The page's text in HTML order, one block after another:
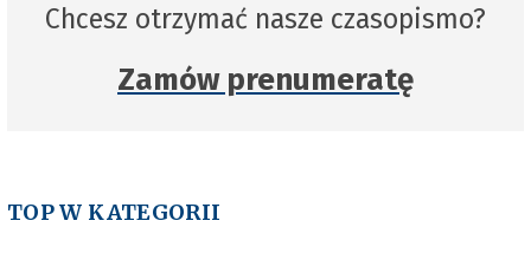
Chcesz otrzymać nasze czasopismo?
Zamów prenumeratę
TOP W KATEGORII